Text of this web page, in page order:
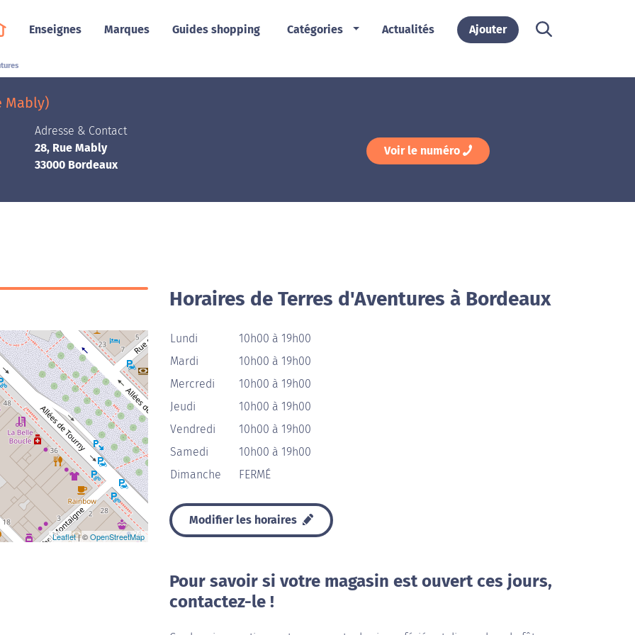
Enseignes Marques Guides shopping Catégories Actualités Ajouter
Mably)
Adresse & Contact
28, Rue Mably
33000 Bordeaux
Voir le numéro
Leaflet| ©OpenStreetMap
Horaires de Terres d'Aventures à Bordeaux
Lundi
10h00 à 19h00
Mardi
10h00 à 19h00
Mercredi
10h00 à 19h00
Jeudi
10h00 à 19h00
Vendredi
10h00 à 19h00
Samedi
10h00 à 19h00
Dimanche
FERMÉ
Modifier les horaires
Pour savoir si votre magasin est ouvert ces jours,
contactez-le !